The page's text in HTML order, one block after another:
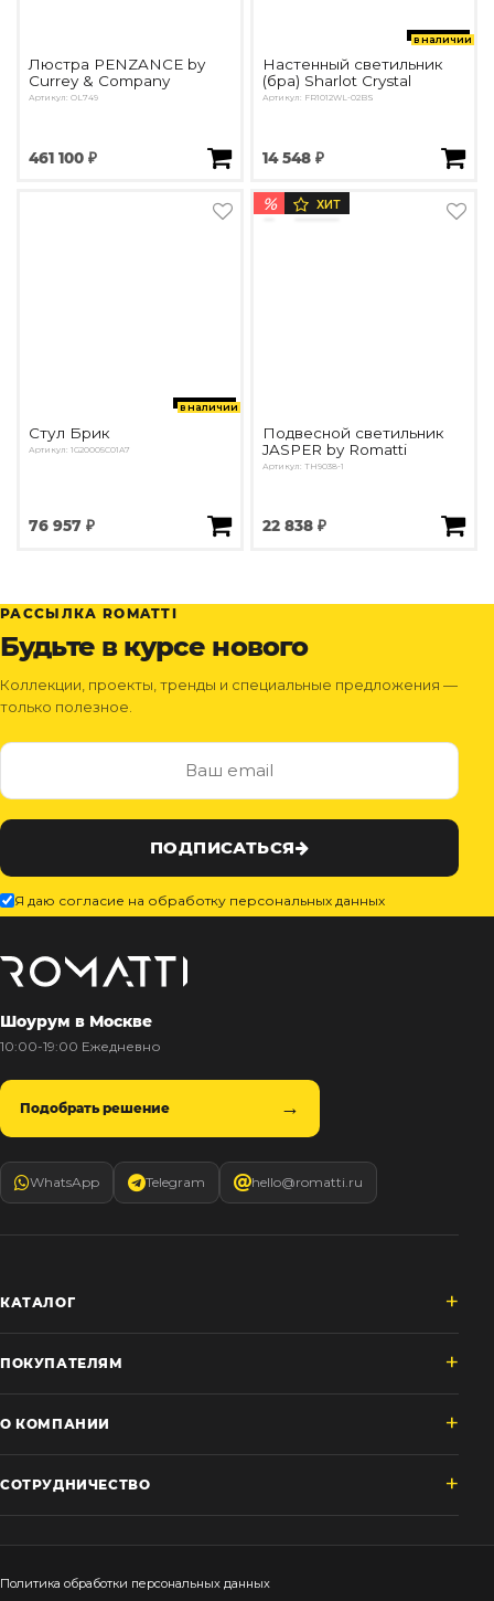
Люстра PENZANCE by
Currey & Company
Артикул: OL749
461 100 ₽
в наличии
Настенный светильник
(бра) Sharlot Crystal
Артикул: FR1012WL-02BS
14 548 ₽
в наличии
Стул Брик
Артикул: 1G20005C01A7
76 957 ₽
% ХИТ
Подвесной светильник
JASPER by Romatti
Артикул: TH9038-1
22 838 ₽
РАССЫЛКА ROMATTI
Будьте в курсе нового
Коллекции, проекты, тренды и специальные предложения —
только полезное.
ПОДПИСАТЬСЯ
Я даю согласие на обработку персональных данных
Шоурум в Москве
10:00-19:00 Ежедневно
Подобрать решение
WhatsApp Telegram hello@romatti.ru
КАТАЛОГ
ПОКУПАТЕЛЯМ
О КОМПАНИИ
СОТРУДНИЧЕСТВО
Политика обработки персональных данных